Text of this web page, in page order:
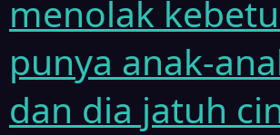
menolak
punya anak-
dan dia jatuh